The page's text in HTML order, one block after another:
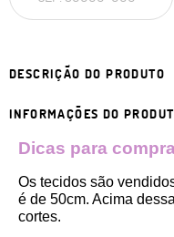
DESCRIÇÃO DO PRODUTO
INFORMAÇÕES DO
Dicas para
Os tecidos são
é de 50cm. Acima
cortes.